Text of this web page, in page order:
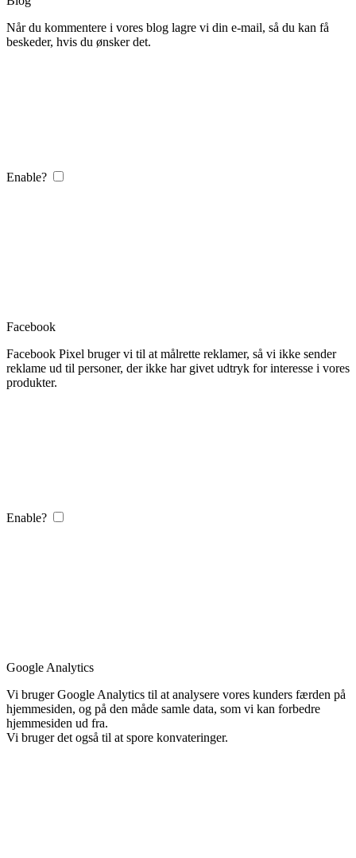
Når du kommentere i vores blog lagre vi din e-mail, så du kan få
beskeder, hvis du ønsker det.
Enable?
Facebook
Facebook Pixel bruger vi til at målrette reklamer, så vi ikke sender
reklame ud til personer, der ikke har givet udtryk for interesse i vores
produkter.
Enable?
Google Analytics
Vi bruger Google Analytics til at analysere vores kunders færden på
hjemmesiden, og på den måde samle data, som vi kan forbedre
hjemmesiden ud fra.
Vi bruger det også til at spore konvateringer.